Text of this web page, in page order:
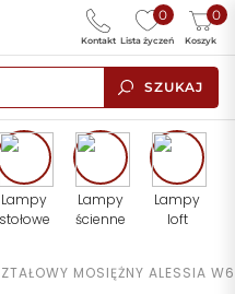
SZUKAJ
0
Lista życzeń
0
Koszyk
Kontakt
Lampy
stołowe
Lampy
ścienne
Lampy
loft
MOSIĘŻNY ALESSIA W6